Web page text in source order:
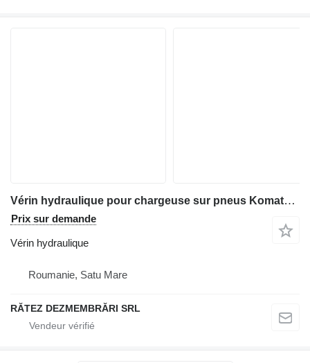
Vérin hydraulique pour chargeuse sur pneus Komatsu WA380-7
Prix sur demande
Vérin hydraulique
Roumanie, Satu Mare
RĂTEZ DEZMEMBRĂRI SRL